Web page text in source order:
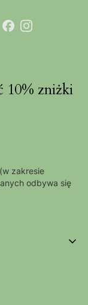
10% zniżki
(w zakresie
odbywa się